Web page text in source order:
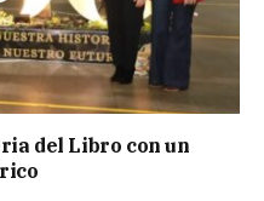
del Libro con un